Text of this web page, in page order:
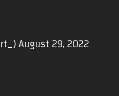
August 29, 2022